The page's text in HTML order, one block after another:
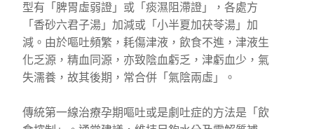
型有「脾胃虛弱證」或「痰濕阻滯證」，各處方
「香砂六君子湯」加減或「小半夏加茯苓湯」加
減。由於嘔吐頻繁，耗傷津液，飲食不進，津液生
化乏源，精血同源，亦致陰血虧乏，津虧血少，氣
失濡養，故其後期，常合併「氣陰兩虛」。
傳統第一線治療孕期嘔吐或是劇吐症的方法是「飲